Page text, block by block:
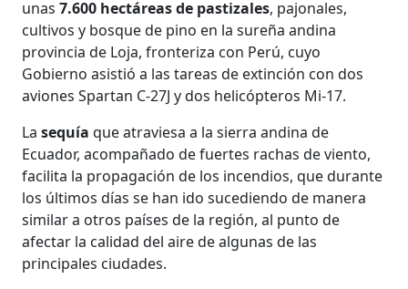
unas7.600 hectáreas de pastizales, pajonales,
cultivos y bosque de pino en la sureña andina
provincia de Loja, fronteriza con Perú, cuyo
Gobierno asistió a las tareas de extinción con dos
aviones Spartan C-27J y dos helicópteros Mi-17.
Lasequía que atraviesa a la sierra andina de
Ecuador, acompañado de fuertes rachas de viento,
facilita la propagación de los incendios, que durante
los últimos días se han ido sucediendo de manera
similar a otros países de la región, al punto de
afectar la calidad del aire de algunas de las
principales ciudades.